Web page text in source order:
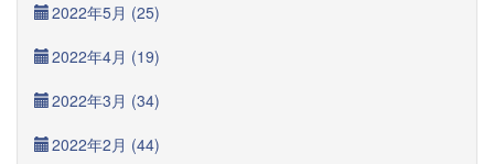
2022年5月 (25)
2022年4月 (19)
2022年3月 (34)
2022年2月 (44)